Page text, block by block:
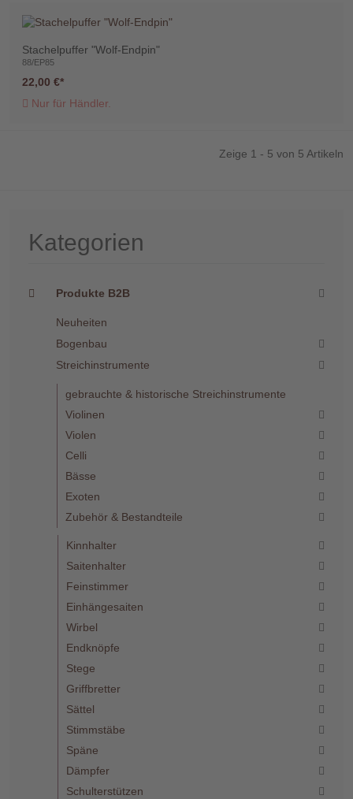
Kategorien
Produkte B2B
Neuheiten
Bogenbau
Streichinstrumente
gebrauchte & historische Streichinstrumente
Violinen
Violen
Celli
Bässe
Exoten
Zubehör & Bestandteile
Kinnhalter
Saitenhalter
Feinstimmer
Einhängesaiten
Wirbel
Endknöpfe
Stege
Griffbretter
Sättel
Stimmstäbe
Späne
Dämpfer
Schulterstützen
Stachelpuffer "Wolf-Endpin"
88/EP85
22,00 €
Nur für Händler.
Zeige 1 - 5 von 5 Artikeln